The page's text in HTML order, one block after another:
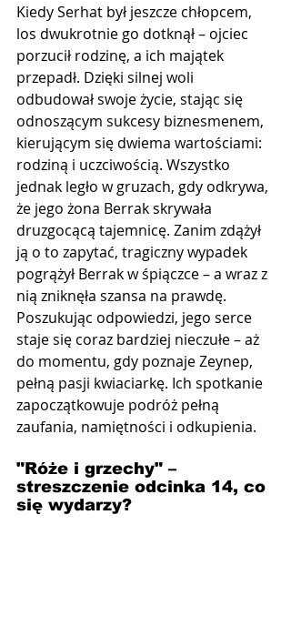
Kiedy Serhat był jeszcze chłopcem,
los dwukrotnie go dotknął – ojciec
porzucił rodzinę, a ich majątek
przepadł. Dzięki silnej woli
odbudował swoje życie, stając się
odnoszącym sukcesy biznesmenem,
kierującym się dwiema wartościami:
rodziną i uczciwością. Wszystko
jednak legło w gruzach, gdy odkrywa,
że jego żona Berrak skrywała
druzgocącą tajemnicę. Zanim zdążył
ją o to zapytać, tragiczny wypadek
pogrążył Berrak w śpiączce – a wraz z
nią zniknęła szansa na prawdę.
Poszukując odpowiedzi, jego serce
staje się coraz bardziej nieczułe – aż
do momentu, gdy poznaje Zeynep,
pełną pasji kwiaciarkę. Ich spotkanie
zapoczątkowuje podróż pełną
zaufania, namiętności i odkupienia.
"Róże i grzechy" –
streszczenie odcinka 14, co
się wydarzy?